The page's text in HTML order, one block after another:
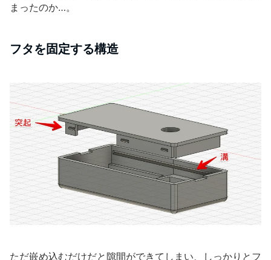
まったのか…。
フタを固定する構造
ただ嵌め込むだけだと隙間ができてしまい、しっかりとフ